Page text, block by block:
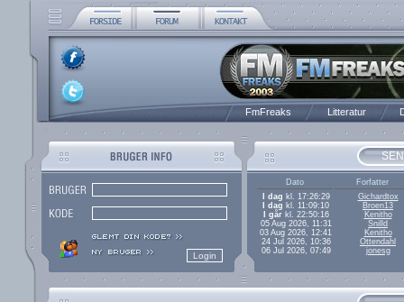
FmFreaks Litteratur
Dato
Forfatter
I dag kl. 17:26:29
Gichardtox
I dag kl. 11:09:10
Broen13
I gårkl. 22:50:16
Kenitho
05 Aug 2026, 11:31
Snilld
03 Aug 2026, 12:41
Kenitho
24 Jul 2026, 10:36
Ottendahl
06 Jul 2026, 07:49
jonesg